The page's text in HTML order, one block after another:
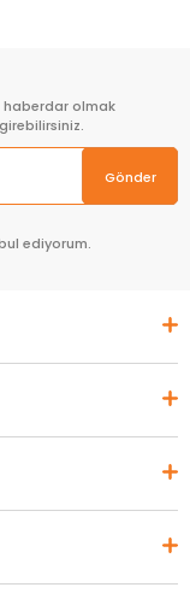
haberdar olmak
Gönder
ediyorum.